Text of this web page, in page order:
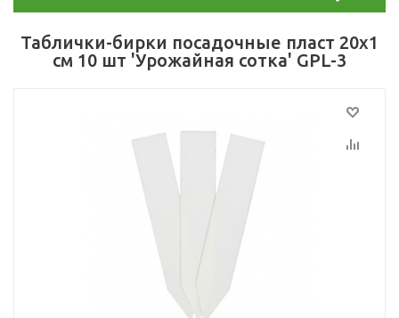
Таблички-бирки посадочные пласт 20х1
см 10 шт 'Урожайная сотка' GPL-3